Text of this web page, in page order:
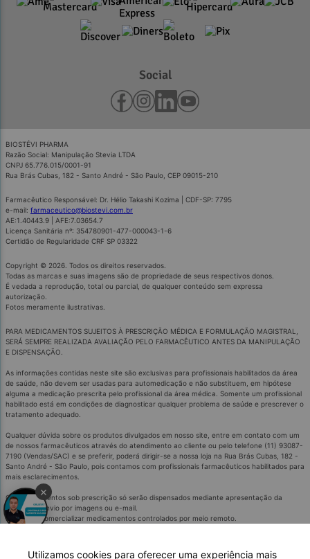
Utilizamos cookies para oferecer uma experiência mais
×
Social
BIOSTÉVI PHARMA
Razão Social: Manipulação Stevia LTDA
CNPJ 65.776.015/0001-91
Rua Brás Cubas, 182 - Santo André - São Paulo, CEP 09015-210
Farmacêutico Responsável: Dr. Hélio Takashi Kozima | CDF-SP: 7795
e-mail: farmaceutico@biostevi.com.br
AE:1.40443.9 | AFE:7.03654.7
Licença Sanitária nº: 354780901-477-000043-1-6
Certidão de Regularidade CRF SP 03322
Copyright © 2026. Todos os direitos reservados.
Todas as marcas e suas imagens são de propriedade de seus respectivos donos.
É vedada a reprodução, total ou parcial, de qualquer conteúdo sem expressa
autorização.
Fotos meramente ilustrativas.
PARA MEDICAMENTOS SUJEITOS À PRESCRIÇÃO MÉDICA E FORMULAÇÃO MAGISTRAL,
SERÁ SEMPRE REALIZADA AVALIAÇÃO PELO FARMACÊUTICO ANTES DA MANIPULAÇÃO
E DISPENSAÇÃO.
As informações contidas neste site são exclusivas para profissionais habilitados da área
de saúde, não devem ser usadas para automedicação e não substituem, em hipótese
alguma a medicação prescrita pelo profissional da área médica. Somente um profissional
habilitado está em condições de diagnosticar qualquer problema de saúde e prescrever o
tratamento adequado.
Qualquer dúvida sobre os produtos divulgados em nosso site, entre em contato com um
de nossos farmacêuticos através do atendimento ao cliente ou pelo telefone (11) 93087-
7190 (Vendas/SAC) e se preferir, poderá dirigir-se a nossa loja na Rua Brás Cubas, 182 -
Santo André - São Paulo, pois contamos com profissionais farmacêuticos habilitados para
mais esclarecimentos.
Os medicamentos sob prescrição só serão dispensados mediante apresentação da
receita ou envio por imagens ou e-mail.
É proibido comercializar medicamentos controlados por meio remoto.
'SE PERSISTIREM OS SINTOMAS, O MÉDICO OU FARMACÊCUTICO DEVERÁ SER